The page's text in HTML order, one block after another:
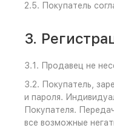
2.5. Покупатель
3.
3.1. Продавец не
3.2. Покупатель,
и пароля.
Покупателя.
все возможные